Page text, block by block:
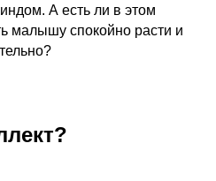
А есть ли в этом
малышу спокойно расти и